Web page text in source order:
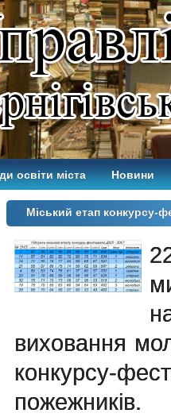
освіти міста Новини
Міський етап конкурсу-
виховання
конкурсу-
пожежників.